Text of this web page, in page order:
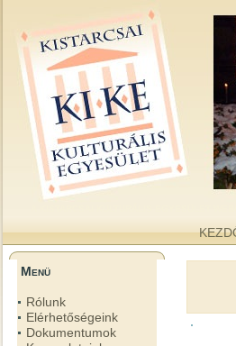
Menü
Rólunk
Elérhetőségeink
Dokumentumok